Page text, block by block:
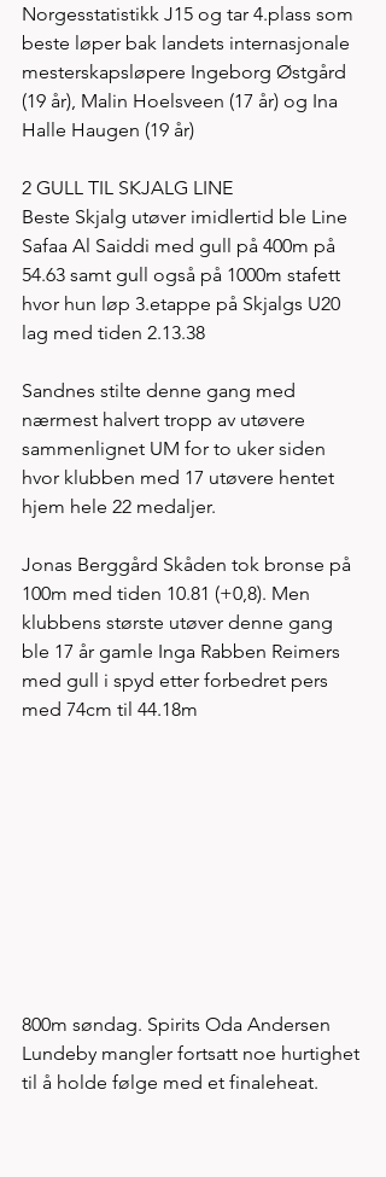
Norgesstatistikk J15 og tar 4.plass som
beste løper bak landets internasjonale
mesterskapsløpere Ingeborg Østgård
(19 år), Malin Hoelsveen (17 år) og Ina
Halle Haugen (19 år)
2 GULL TIL SKJALG LINE
Beste Skjalg utøver imidlertid ble Line
Safaa Al Saiddi med gull på 400m på
54.63 samt gull også på 1000m stafett
hvor hun løp 3.etappe på Skjalgs U20
lag med tiden 2.13.38
Sandnes stilte denne gang med
nærmest halvert tropp av utøvere
sammenlignet UM for to uker siden
hvor klubben med 17 utøvere hentet
hjem hele 22 medaljer.
Jonas Berggård Skåden tok bronse på
100m med tiden 10.81 (+0,8). Men
klubbens største utøver denne gang
ble 17 år gamle Inga Rabben Reimers
med gull i spyd etter forbedret pers
med 74cm til 44.18m
800m søndag. Spirits Oda Andersen
Lundeby mangler fortsatt noe hurtighet
til å holde følge med et finaleheat.